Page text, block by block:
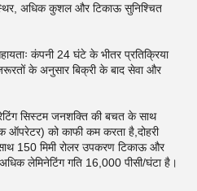
अधिक कुशल और टिकाऊ सुनिश्चित
कंपनी 24 घंटे के भीतर प्रतिक्रिया
के अनुसार बिक्री के बाद सेवा और
सिस्टम जनशक्ति की बचत के साथ
ऑपरेटर) को काफी कम करता है,दोहरी
150 मिमी रोलर उपकरण टिकाऊ और
लेमिनेटिंग गति 16,000 पीसी/घंटा है।